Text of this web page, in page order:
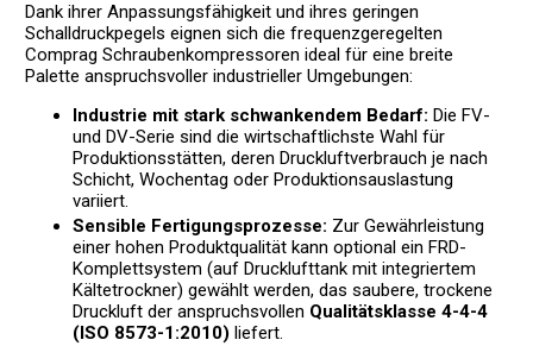
Dank ihrer Anpassungsfähigkeit und ihres geringen
Schalldruckpegels eignen sich die frequenzgeregelten
Comprag Schraubenkompressoren ideal für eine breite
Palette anspruchsvoller industrieller Umgebungen:
Industrie mit stark schwankendem Bedarf: Die FV-
und DV-Serie sind die wirtschaftlichste Wahl für
Produktionsstätten, deren Druckluftverbrauch je nach
Schicht, Wochentag oder Produktionsauslastung
variiert.
Sensible Fertigungsprozesse: Zur Gewährleistung
einer hohen Produktqualität kann optional ein FRD-
Komplettsystem (auf Drucklufttank mit integriertem
Kältetrockner) gewählt werden, das saubere, trockene
Druckluft der anspruchsvollen Qualitätsklasse 4-4-4
(ISO 8573-1:2010) liefert.